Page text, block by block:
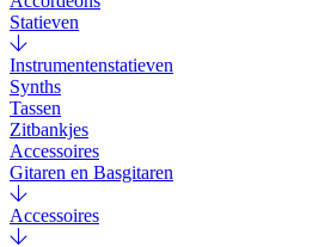
Statieven
Instrumentenstatieven
Synths
Tassen
Zitbankjes
Accessoires
Gitaren en Basgitaren
Accessoires